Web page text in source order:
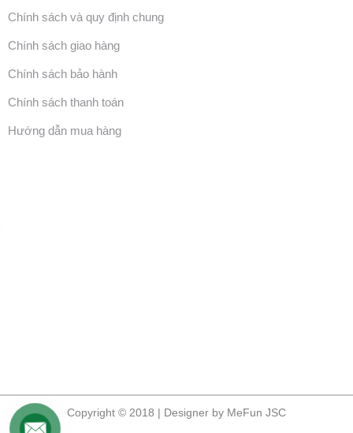
Chính sách và quy định chung
Chính sách giao hàng
Chính sách bảo hành
Chính sách thanh toán
Hướng dẫn mua hàng
Copyright © 2018 | Designer by MeFun JSC